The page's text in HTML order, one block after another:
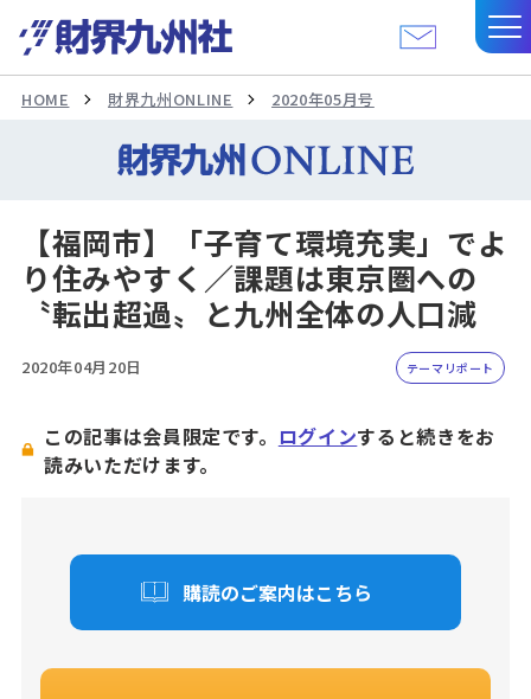
HOME 財界九州ONLINE 2020年05月号
【福岡市】「子育て環境充実」でよ
り住みやすく／課題は東京圏への
〝転出超過〟と九州全体の人口減
2020年04月20日 テーマリポート
この記事は会員限定です。 ログインすると続きをお
読みいただけます。
購読のご案内はこちら